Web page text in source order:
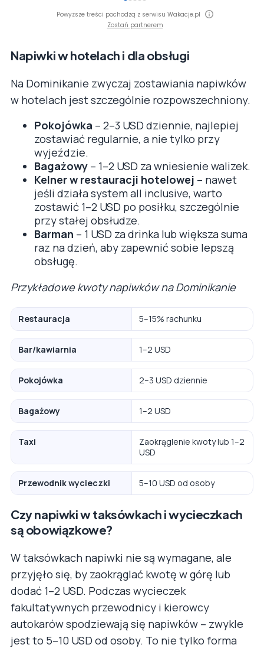
Powyższe treści pochodzą z serwisu Wakacje.pl
Zostań partnerem
Napiwki w hotelach i dla obsługi
Na Dominikanie zwyczaj zostawiania napiwków
w hotelach jest szczególnie rozpowszechniony.
Pokojówka – 2–3 USD dziennie, najlepiej
zostawiać regularnie, a nie tylko przy
wyjeździe.
Bagażowy – 1–2 USD za wniesienie walizek.
Kelner w restauracji hotelowej – nawet
jeśli działa system all inclusive, warto
zostawić 1–2 USD po posiłku, szczególnie
przy stałej obsłudze.
Barman – 1 USD za drinka lub większa suma
raz na dzień, aby zapewnić sobie lepszą
obsługę.
Przykładowe kwoty napiwków na Dominikanie
Restauracja 5–15% rachunku
Bar/kawiarnia 1–2 USD
Pokojówka 2–3 USD dziennie
Bagażowy 1–2 USD
Taxi
Zaokrąglenie kwoty lub 1–2
USD
Przewodnik wycieczki 5–10 USD od osoby
Czy napiwki w taksówkach i wycieczkach
są obowiązkowe?
W taksówkach napiwki nie są wymagane, ale
przyjęło się, by zaokrąglać kwotę w górę lub
dodać 1–2 USD. Podczas wycieczek
fakultatywnych przewodnicy i kierowcy
autokarów spodziewają się napiwków – zwykle
jest to 5–10 USD od osoby. To nie tylko forma